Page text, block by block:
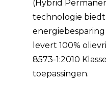
(Hybrid
technologie
levert 100%
8573-1:2010
toepassingen.